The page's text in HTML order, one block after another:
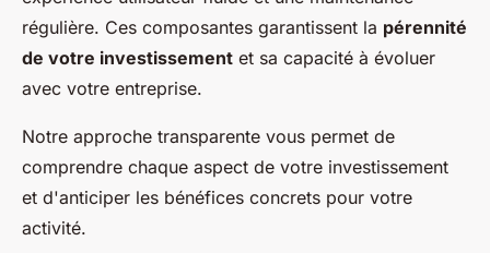
régulière. Ces composantes garantissent la pérennité
de votre investissement et sa capacité à évoluer
avec votre entreprise.
Notre approche transparente vous permet de
comprendre chaque aspect de votre investissement
et d'anticiper les bénéfices concrets pour votre
activité.